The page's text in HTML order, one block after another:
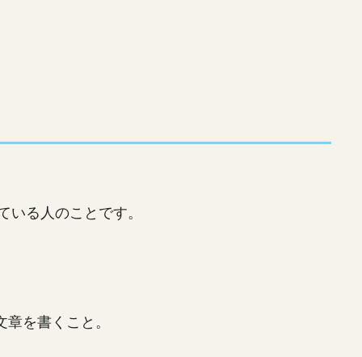
る人のことです。
を書くこと。